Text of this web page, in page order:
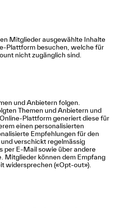
Mitglieder ausgewählte Inhalte
Plattform besuchen, welche für
nicht zugänglich sind.
und Anbietern folgen.
Themen und Anbietern und
Plattform generiert diese für
einen personalisierten
Empfehlungen für den
verschickt regelmässig
per E-Mail sowie über andere
Mitglieder können dem Empfang
widersprechen («Opt-out»).